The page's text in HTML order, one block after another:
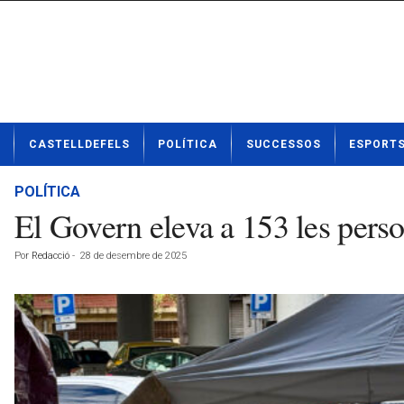
t
CASTELLDEFELS POLÍTICA SUCCESSOS ESPORTS
POLÍTICA
El Govern eleva a 153 les
Por Redacció - 28 de desembre de 2025